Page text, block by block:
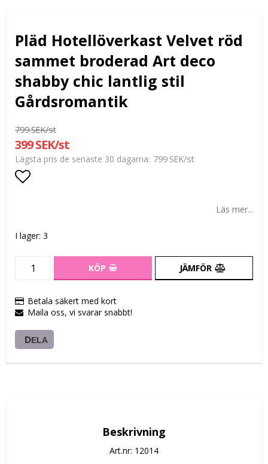
Pläd Hotellöverkast Velvet röd
sammet broderad Art deco
shabby chic lantlig stil
Gårdsromantik
799 SEK/st
399 SEK/st
Lägsta pris de senaste 30 dagarna 799 SEK/st
Läs mer...
I lager: 3
KÖP JÄMFÖR
Betala säkert med kort
Maila oss, vi svarar snabbt!
DELA
Beskrivning
Art.nr: 12014